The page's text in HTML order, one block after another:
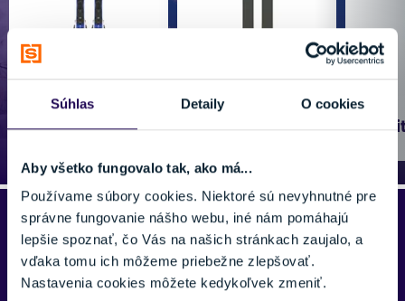
Súhlas Detaily O cookies
Aby všetko fungovalo tak, ako má...
Používame súbory cookies. Niektoré sú nevyhnutné pre
správne fungovanie nášho webu, iné nám pomáhajú
lepšie spoznať, čo Vás na našich stránkach zaujalo, a
vďaka tomu ich môžeme priebežne zlepšovať.
Nastavenia cookies môžete kedykoľvek zmeniť.
Lyžovanie Skialpinizmus
Sme rodinná firma
Niektorí nás poznáte ešte z čias, keď sme boli Najlyže. Už sme
však Najšport, pretože sa naše zameranie zo zimných športov